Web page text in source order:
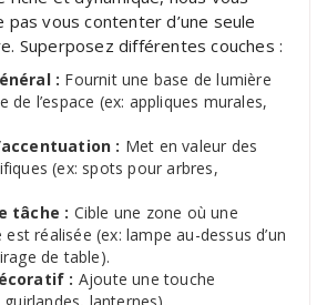
pas vous contenter d’une seule
Superposez différentes couches :
: Fournit une base de lumière
de l’espace (ex: appliques murales,
: Met en valeur des
(ex: spots pour arbres,
tâche : Cible une zone où une
réalisée (ex: lampe au-dessus d’un
de table).
: Ajoute une touche